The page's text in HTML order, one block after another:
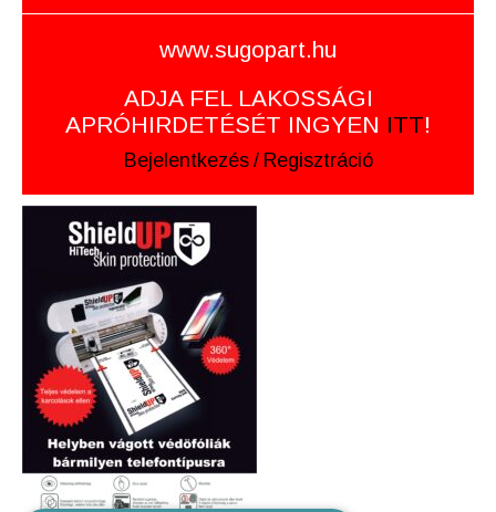
www.sugopart.hu
ADJA FEL LAKOSSÁGI
APRÓHIRDETÉSÉT INGYEN ITT!
Bejelentkezés / Regisztráció